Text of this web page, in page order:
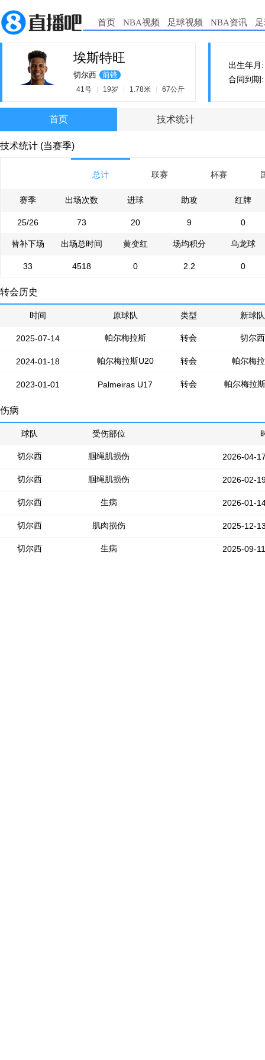
首页 NBA视频 足球视频 NBA资讯
埃斯特旺
切尔西 前锋
41号 19岁 1.78米 67公斤
出生年月
合同到期
首页 技术统计
技术统计 (当赛季)
总计 联赛 杯赛
赛季 出场次数 进球 助攻 红牌
25/26 73 20 9 0
替补下场 出场总时间 黄变红 场均积分 乌龙球
33 4518 0 2.2 0
转会历史
时间 原球队 类型 新球队
2025-07-14 帕尔梅拉斯 转会 切尔西
2024-01-18 帕尔梅拉斯U20 转会 帕尔梅
2023-01-01 Palmeiras U17 转会 帕尔梅拉
伤病
球队 受伤部位
切尔西 腘绳肌损伤 2026-04-
切尔西 腘绳肌损伤 2026-02-
切尔西 生病 2026-01-
切尔西 肌肉损伤 2025-12-
切尔西 生病 2025-09-